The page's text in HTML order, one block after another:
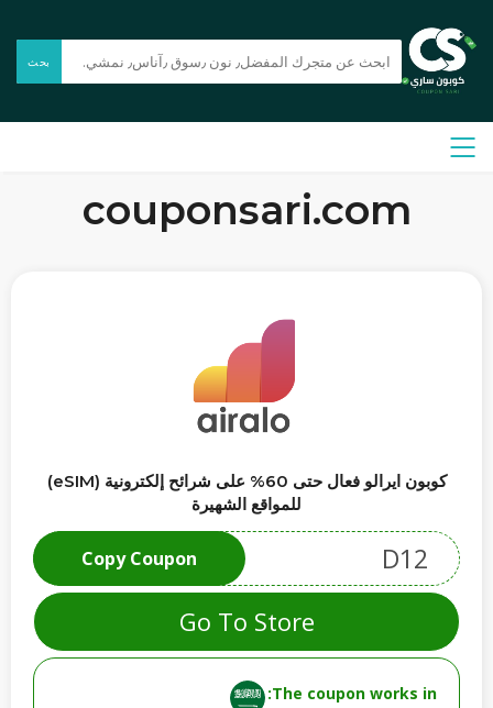
بحث
couponsari.com
كوبون ايرالو فعال حتى 60% على شرائح إلكترونية (eSIM)
للمواقع الشهيرة
D12
Copy Coupon
Go To Store
The coupon works in: